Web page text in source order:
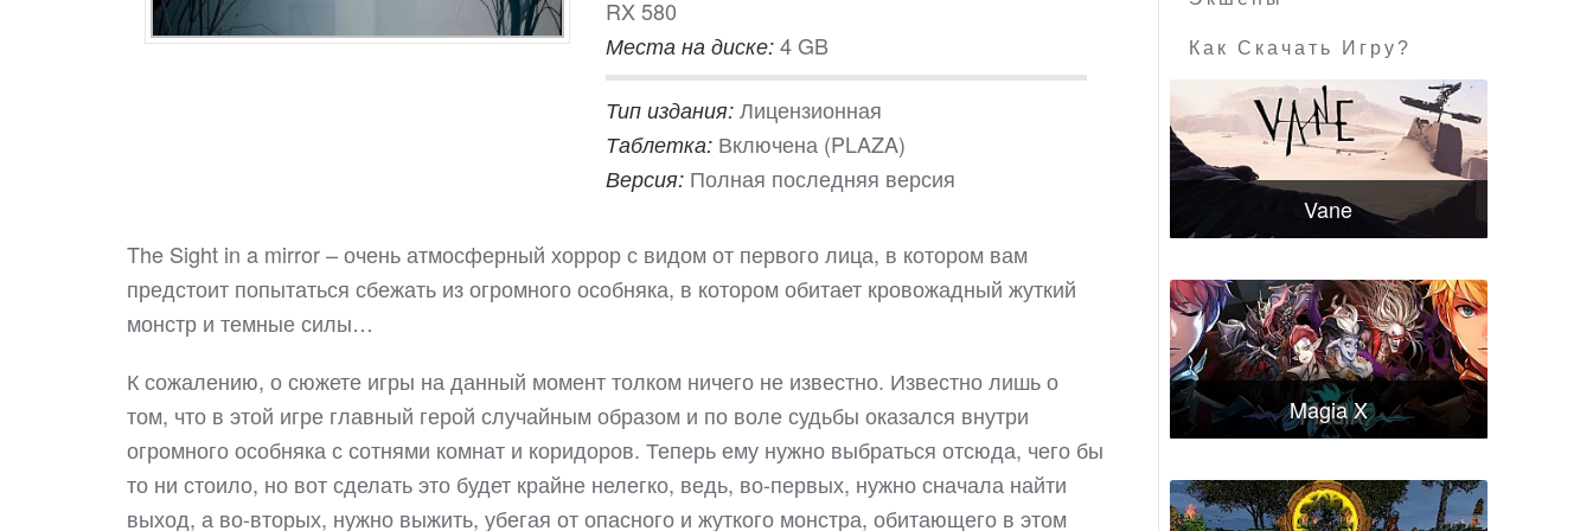
RX 580
Места на диске: 4 GB
Тип издания: Лицензионная
Таблетка: Включена (PLAZA)
Версия: Полная последняя версия
The Sight in a mirror – очень атмосферный хоррор с видом от первого лица, в котором вам
предстоит попытаться сбежать из огромного особняка, в котором обитает кровожадный жуткий
монстр и темные силы…
К сожалению, о сюжете игры на данный момент толком ничего не известно. Известно лишь о
том, что в этой игре главный герой случайным образом и по воле судьбы оказался внутри
огромного особняка с сотнями комнат и коридоров. Теперь ему нужно выбраться отсюда, чего бы
то ни стоило, но вот сделать это будет крайне нелегко, ведь, во-первых, нужно сначала найти
выход, а во-вторых, нужно выжить, убегая от опасного и жуткого монстра, обитающего в этом
Как Скачать Игру?
Vane
Magia X